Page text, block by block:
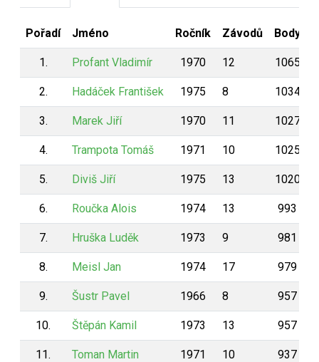
Pořadí Jméno Ročník Závodů Body
1. Profant Vladimír 1970 12 1065
2. Hadáček František 1975 8 1034
3. Marek Jiří 1970 11 1027
4. Trampota Tomáš 1971 10 1025
5. Diviš Jiří 1975 13 1020
6. Roučka Alois 1974 13 993
7. Hruška Luděk 1973 9 981
8. Meisl Jan 1974 17 979
9. Šustr Pavel 1966 8 957
10. Štěpán Kamil 1973 13 957
11. Toman Martin 1971 10 937